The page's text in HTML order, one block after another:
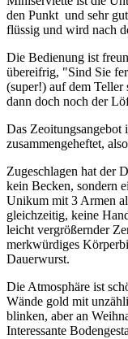
den Punkt und sehr
flüssig und wird nach
Die Bedienung ist
übereifrig, "Sind Sie
(super!) auf dem Teller
dann doch noch der
Das
zusammengeheftet,
Zugeschlagen hat der
kein Becken, sondern
Unikum mit 3 Armen
gleichzeitig, keine
leicht vergrößernder
merkwürdiges
Dauerwurst.
Die Atmosphäre ist
Wände gold mit
blinken, aber an
Interessante